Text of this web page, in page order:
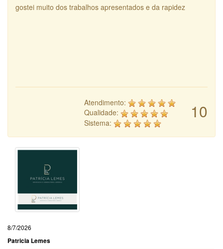
gostei muito dos trabalhos apresentados e da rapidez
10
Atendimento:
Qualidade:
Sistema:
8/7/2026
Patricia Lemes